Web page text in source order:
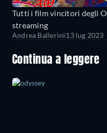
Tutti i film vincitori degli
streaming
Andrea Ballerini13 lug 2023
Continua a leggere